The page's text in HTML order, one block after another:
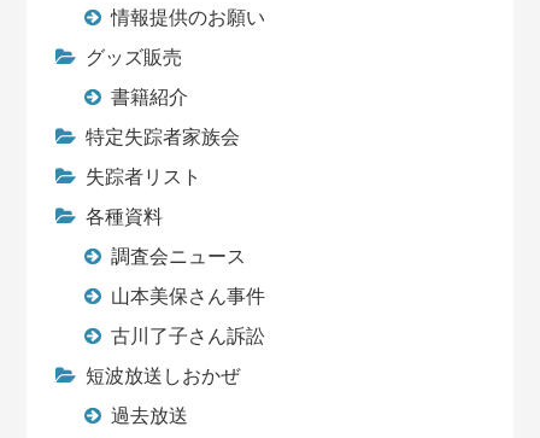
情報提供のお願い
グッズ販売
書籍紹介
特定失踪者家族会
失踪者リスト
各種資料
調査会ニュース
山本美保さん事件
古川了子さん訴訟
短波放送しおかぜ
過去放送